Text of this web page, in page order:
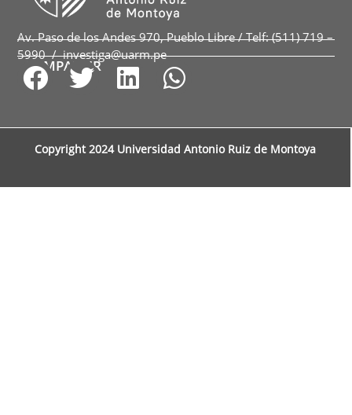
Av. Paso de los Andes 970, Pueblo Libre / Telf: (511) 719 –
5990 / investiga@uarm.pe
COMPARTIR
Copyright 2024 Universidad Antonio Ruiz de Montoya